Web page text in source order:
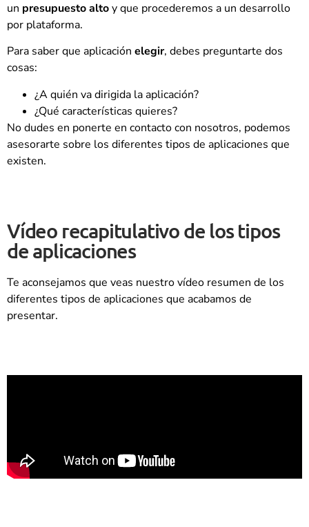
un presupuesto altoy que procederemos a un desarrollo
por plataforma.
Para saber que aplicación elegir, debes preguntarte dos
cosas:
¿A quién va dirigida la aplicación?
¿Qué características quieres?
No dudes en ponerte en contacto con nosotros, podemos
asesorarte sobre los diferentes tipos de aplicaciones que
existen.
Vídeo recapitulativo de los tipos
de aplicaciones
Te aconsejamos que veas nuestro vídeo resumen de los
diferentes tipos de aplicaciones que acabamos de
presentar.